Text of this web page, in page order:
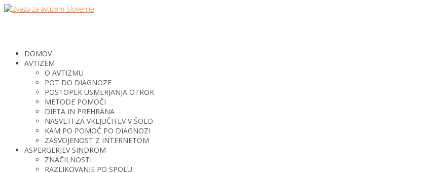
DOMOV
AVTIZEM
O AVTIZMU
POT DO DIAGNOZE
POSTOPEK USMERJANJA OTROK
METODE POMOČI
DIETA IN PREHRANA
NASVETI ZA VKLJUČITEV V ŠOLO
KAM PO POMOČ PO DIAGNOZI
ZASVOJENOST Z INTERNETOM
ASPERGERJEV SINDROM
ZNAČILNOSTI
RAZLIKOVANJE PO SPOLU